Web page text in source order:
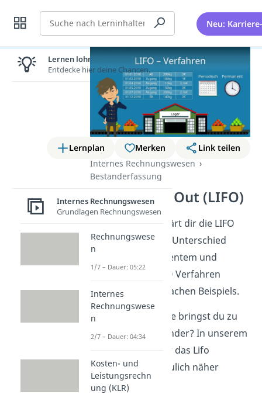
Suche Neu:
Lernplan Merken
Link teilen
Internes Rechnungswesen
Bestanderfassung
Last In First Out (LIFO)
Dieser Artikel erklärt dir die LIFO
Methode und den Unterschied
zwischen permanentem und
periodischem LIFO Verfahren
anhand eines einfachen Beispiels.
Lifo, Fifo das Ganze bringst du zu
schnell durcheinander? In unserem
wird dir das Lifo
Verfahren anschaulich näher
gebracht.
Lernen lohnt sich!
Entdecke hier deine Chancen.
Internes Rechnungswesen
Grundlagen Rechnungswesen
Rechnungswese
n
1/7 – Dauer: 05:22
Internes
Rechnungswese
n
2/7 – Dauer: 04:34
Kosten- und
Leistungsrechn
ung (KLR)